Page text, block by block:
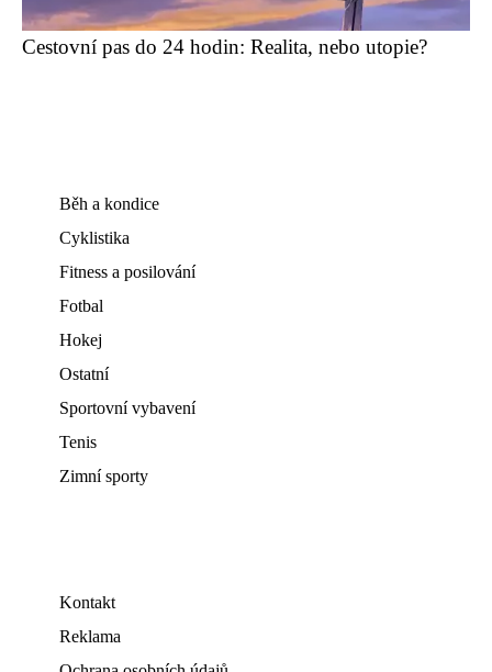
Cestovní pas do 24 hodin: Realita, nebo utopie?
Běh a kondice
Cyklistika
Fitness a posilování
Fotbal
Hokej
Ostatní
Sportovní vybavení
Tenis
Zimní sporty
Kontakt
Reklama